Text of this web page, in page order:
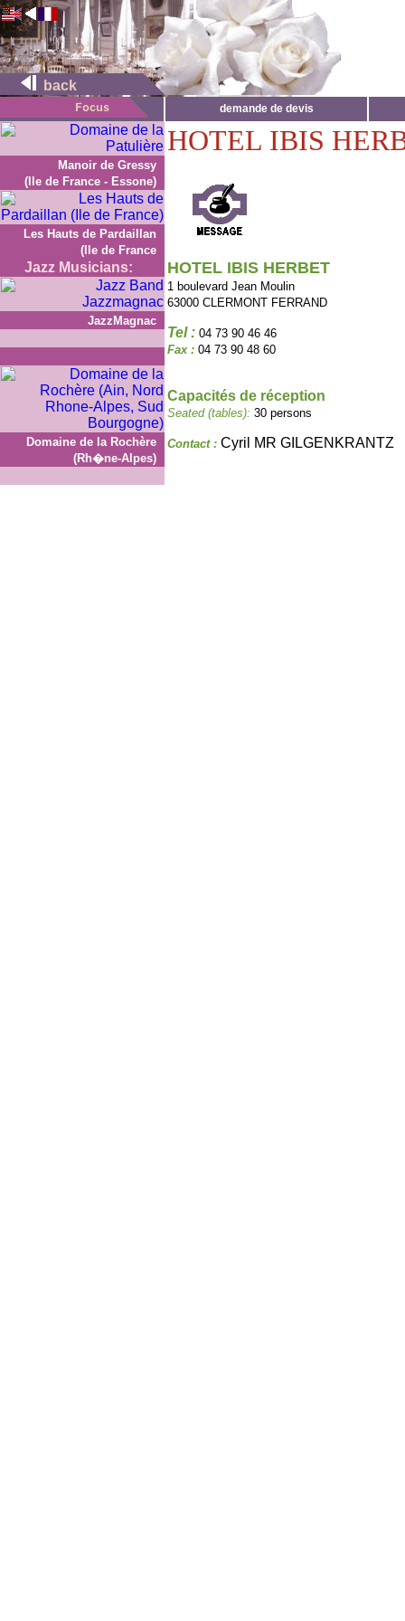
back
demande de devis
Manoir de Gressy
(Ile de France - Essone)
Les Hauts de Pardaillan
(Ile de France
Jazz Musicians:
JazzMagnac
Domaine de la Rochère
(Rh�ne-Alpes)
HOTEL IBIS
HOTEL IBIS HERBET
1 boulevard Jean Moulin
63000 CLERMONT FERRAND
Tel : 04 73 90 46 46
Fax : 04 73 90 48 60
Capacités de réception
Seated (tables): 30 persons
Contact : Cyril MR GILGENKRANTZ